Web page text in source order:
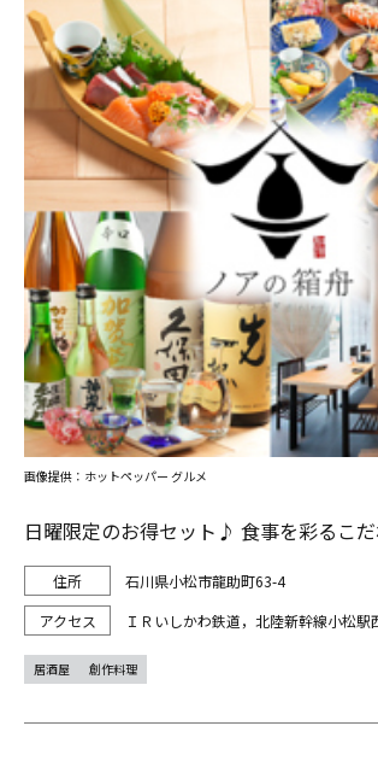
日曜限定のお得セット♪ 食事を彩るこ
石川県小松市龍助町63-4
ＩＲいしかわ鉄道，北陸新幹線小松
画像提供：ホットペッパー グルメ
居酒屋 創作料理